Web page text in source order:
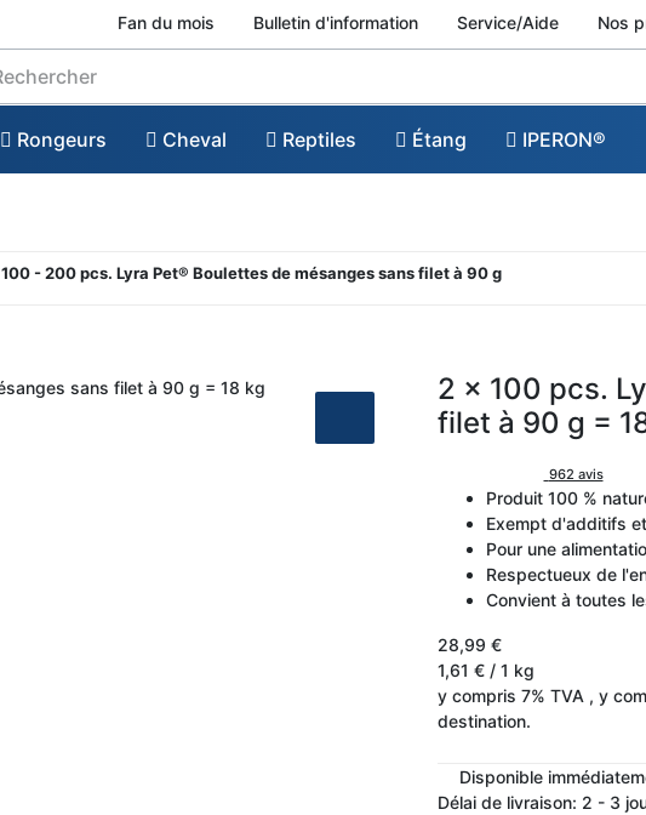
Fan du mois Bulletin d'information Service/Aide Nos
Rongeurs Cheval Reptiles Étang IPERON®
100 - 200 pcs. Lyra Pet® Boulettes de mésanges sans filet à 90 g
2 x 100 pcs.
filet à 90 g =
962 avis
Produit 100 %
Exempt d'additifs
Pour une
Respectueux de
Convient à toutes
28,99 €
1,61 € / 1 kg
y compris 7% TVA , y
destination.
Disponible
Délai de livraison: 2 - 3